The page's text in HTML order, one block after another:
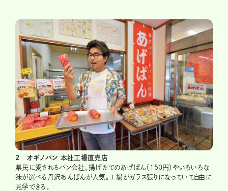
2 オギノパン 本社工場直売店
県民に愛されるパン会社。揚げたてのあげぱん（150円）やいろいろな
味が選べる丹沢あんぱんが人気。工場がガラス張りになっていて自由に
見学できる。